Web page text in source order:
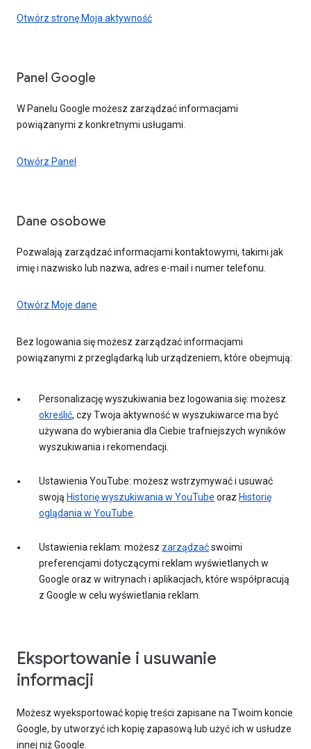
Otwórz stronę Moja aktywność
Panel Google
W Panelu Google możesz zarządzać informacjami
powiązanymi z konkretnymi usługami.
Otwórz Panel
Dane osobowe
Pozwalają zarządzać informacjami kontaktowymi, takimi jak
imię i nazwisko lub nazwa, adres e-mail i numer telefonu.
Otwórz Moje dane
Bez logowania się możesz zarządzać informacjami
powiązanymi z przeglądarką lub urządzeniem, które obejmują:
Personalizację wyszukiwania bez logowania się: możesz
określić, czy Twoja aktywność w wyszukiwarce ma być
używana do wybierania dla Ciebie trafniejszych wyników
wyszukiwania i rekomendacji.
Ustawienia YouTube: możesz wstrzymywać i usuwać
swoją Historię wyszukiwania w YouTube oraz Historię
oglądania w YouTube
Ustawienia reklam: możesz zarządzaćswoimi
preferencjami dotyczącymi reklam wyświetlanych w
Google oraz w witrynach i aplikacjach, które współpracują
z Google w celu wyświetlania reklam.
Eksportowanie i usuwanie
informacji
Możesz wyeksportować kopię treści zapisane na Twoim koncie
Google, by utworzyć ich kopię zapasową lub użyć ich w usłudze
innej niż Google.